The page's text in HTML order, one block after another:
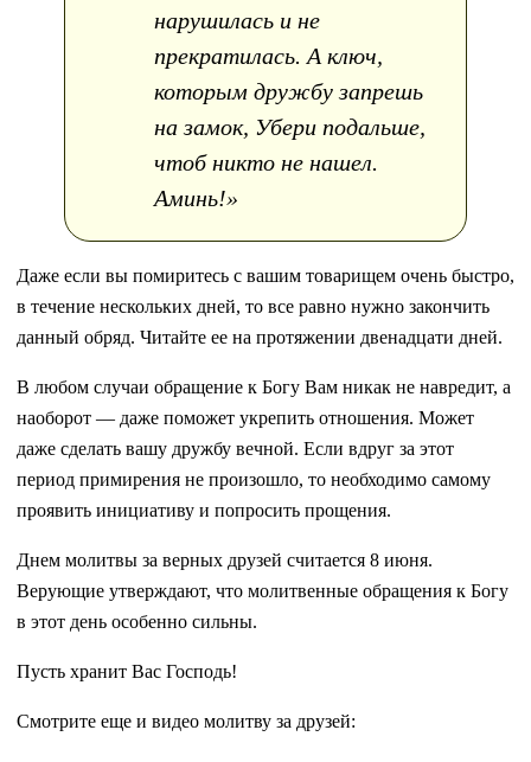
нарушилась и не
прекратилась. А ключ,
которым дружбу запрешь
на замок, Убери подальше,
чтоб никто не нашел.
Аминь!»
Даже если вы помиритесь с вашим товарищем очень быстро,
в течение нескольких дней, то все равно нужно закончить
данный обряд. Читайте ее на протяжении двенадцати дней.
В любом случаи обращение к Богу Вам никак не навредит, а
наоборот — даже поможет укрепить отношения. Может
даже сделать вашу дружбу вечной. Если вдруг за этот
период примирения не произошло, то необходимо самому
проявить инициативу и попросить прощения.
Днем молитвы за верных друзей считается 8 июня.
Верующие утверждают, что молитвенные обращения к Богу
в этот день особенно сильны.
Пусть хранит Вас Господь!
Смотрите еще и видео молитву за друзей: